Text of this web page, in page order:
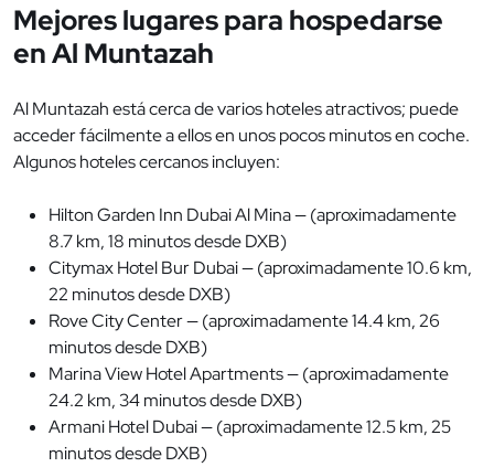
Mejores lugares para hospedarse
en Al Muntazah
Al Muntazah está cerca de varios hoteles atractivos; puede
acceder fácilmente a ellos en unos pocos minutos en coche.
Algunos hoteles cercanos incluyen:
Hilton Garden Inn Dubai Al Mina — (aproximadamente
8.7 km, 18 minutos desde DXB)
Citymax Hotel Bur Dubai — (aproximadamente 10.6 km,
22 minutos desde DXB)
Rove City Center — (aproximadamente 14.4 km, 26
minutos desde DXB)
Marina View Hotel Apartments — (aproximadamente
24.2 km, 34 minutos desde DXB)
Armani Hotel Dubai — (aproximadamente 12.5 km, 25
minutos desde DXB)